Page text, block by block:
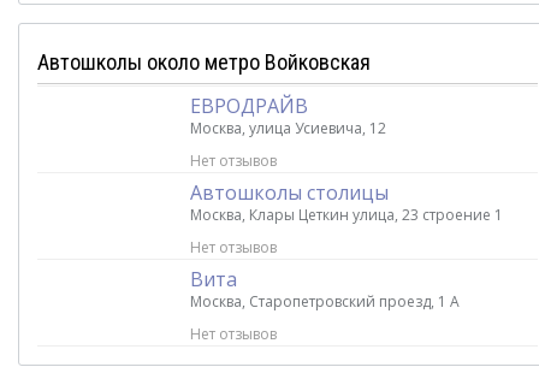
Автошколы около метро Войковская
ЕВРОДРАЙВ
Москва, улица Усиевича, 12
Нет отзывов
Автошколы столицы
Москва, Клары Цеткин улица, 23 строение 1
Нет отзывов
Вита
Москва, Старопетровский проезд, 1 А
Нет отзывов